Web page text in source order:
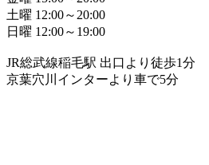
土曜 12:00～20:00
日曜 12:00～19:00
JR総武線稲毛駅 出口より徒歩1分
京葉穴川インターより車で5分